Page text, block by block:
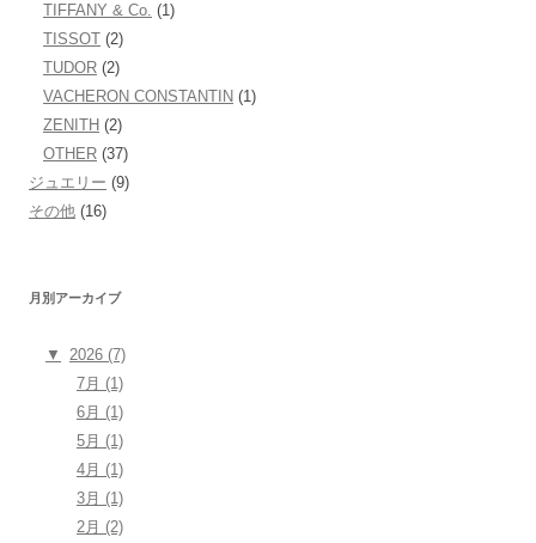
TIFFANY & Co. (1)
TISSOT (2)
TUDOR (2)
VACHERON CONSTANTIN (1)
ZENITH (2)
OTHER (37)
ジュエリー (9)
その他 (16)
月別アーカイブ
▼
2026 (7)
7月 (1)
6月 (1)
5月 (1)
4月 (1)
3月 (1)
2月 (2)